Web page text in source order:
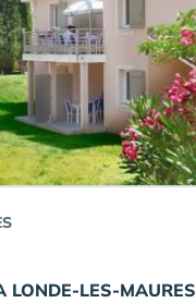
LONDE-LES-MAURES